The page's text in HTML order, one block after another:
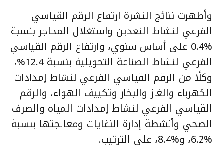
وأظهرت نتائج النشرة ارتفاع الرقم القياسي
الفرعي لنشاط التعدين واستغلال المحاجر بنسبة
%0.4 على أساس سنوي، وارتفاع الرقم القياسي
الفرعي لنشاط الصناعة التحويلية بنسبة 12.4%،
وكلًا من الرقم القياسي الفرعي لنشاط إمدادات
الكهرباء والغاز والبخار وتكييف الهواء، والرقم
القياسي الفرعي لنشاط إمدادات المياه والصرف
الصحي وأنشطة إدارة النفايات ومعالجتها بنسبة
%6.2، و%8.4، على الترتيب.